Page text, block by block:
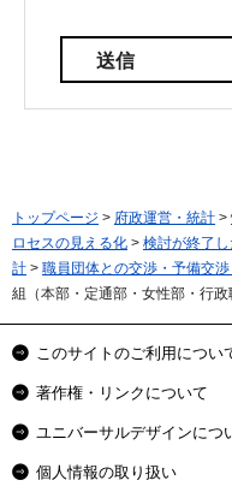
トップページ > 府政運営・統計 >
ロセスの見える化 > 検討が終了し
計 > 職員団体との交渉・予備交渉
組（本部・定通部・女性部・行
このサイトのご利用につい
著作権・リンクについて
ユニバーサルデザインにつ
個人情報の取り扱い